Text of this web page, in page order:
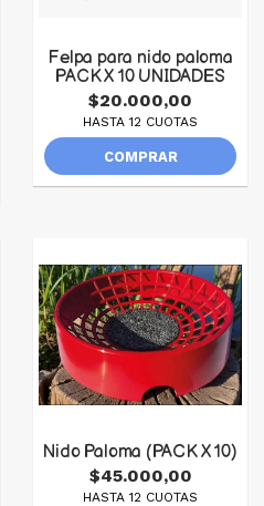
Felpa para nido paloma
PACK X 10 UNIDADES
$20.000,00
HASTA 12 CUOTAS
COMPRAR
Nido Paloma (PACK X 10)
$45.000,00
HASTA 12 CUOTAS